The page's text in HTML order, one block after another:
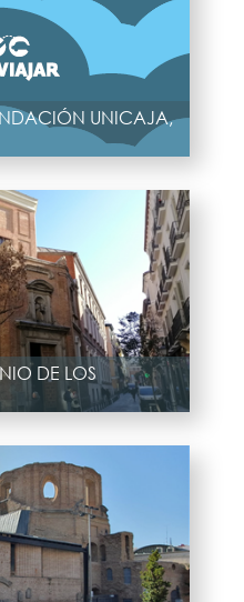
UNICAJA,
DE LOS